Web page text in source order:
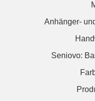
Anhänger-
Seniovo: